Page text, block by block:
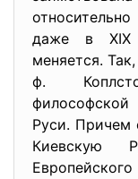
даже в XIX
меняется.
ф.
Руси. Причем
Киевскую